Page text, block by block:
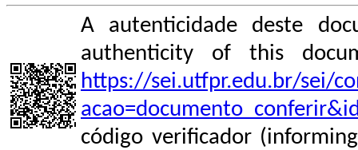
A autenticidade deste
authenticity of this
https://sei.utfpr.edu.br/sei/
código verificador